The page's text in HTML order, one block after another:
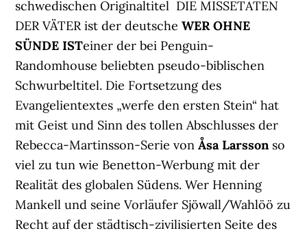
schwedischen Originaltitel DIE MISSETATEN
DER VÄTER ist der deutscheWER OHNE
SÜNDE ISTeiner der bei Penguin-
Randomhouse beliebten pseudo-biblischen
Schwurbeltitel. Die Fortsetzung des
Evangelientextes „werfe den ersten Stein“ hat
mit Geist und Sinn des tollen Abschlusses der
Rebecca-Martinsson-Serie vonÅsa Larsson so
viel zu tun wie Benetton-Werbung mit der
Realität des globalen Südens. Wer Henning
Mankell und seine Vorläufer Sjöwall/Wahlöö zu
Recht auf der städtisch-zivilisierten Seite des